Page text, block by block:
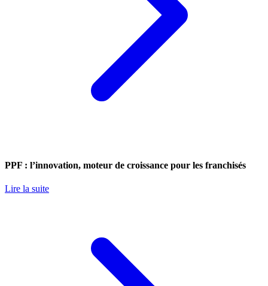
PPF : l’innovation, moteur de croissance pour les franchisés
Lire la suite